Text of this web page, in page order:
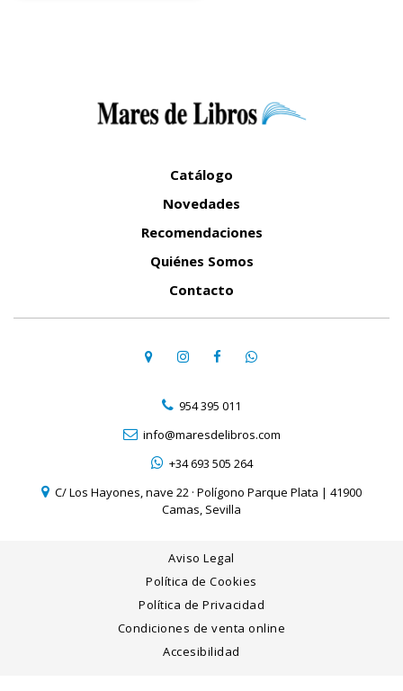
Catálogo
Novedades
Recomendaciones
Quiénes Somos
Contacto
954 395 011
info@maresdelibros.com
+34 693 505 264
C/ Los Hayones, nave 22 · Polígono Parque Plata | 41900
Camas, Sevilla
Aviso Legal
Política de Cookies
Política de Privacidad
Condiciones de venta online
Accesibilidad